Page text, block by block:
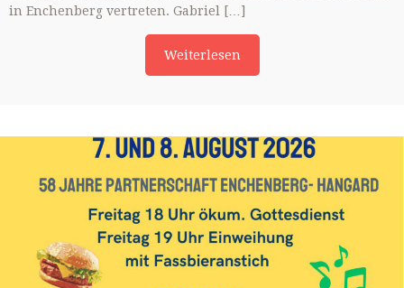
in Enchenberg vertreten. Gabriel […]
Weiterlesen